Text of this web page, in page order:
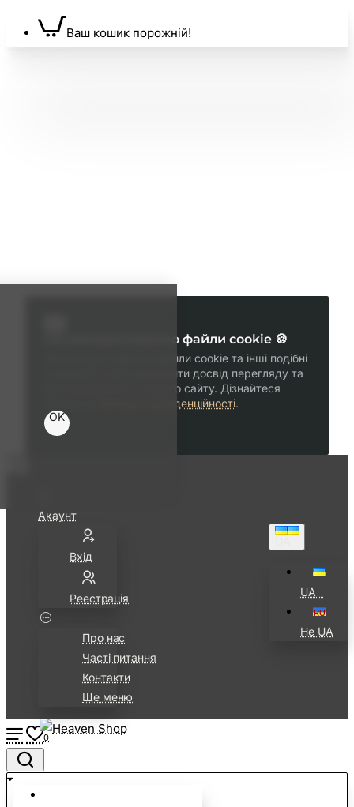
Ваш кошик порожній!
Ми використовуємо файли cookie 🍪
Ми використовуємо файли cookie та інші подібні
технології, щоб покращити досвід перегляду та
функціональність нашого сайту. Дізнайтеся
Політика конфіденційності.
OK
Акаунт
Вхід
Реестрація
Про нас
Часті питання
Контакти
Ще меню
UA⠀
Не UA
0